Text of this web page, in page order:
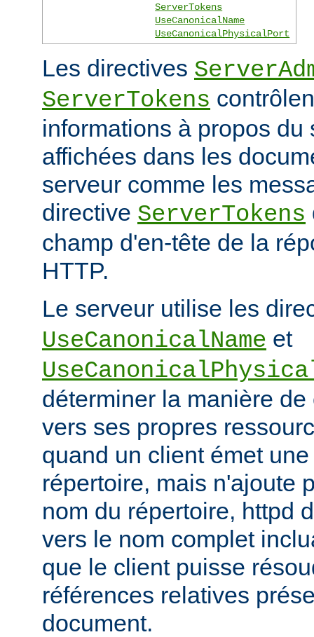
ServerTokens
UseCanonicalName
UseCanonicalPhysicalPort
Les directives
ServerTokens
informations à propos du
affichées dans les
serveur comme les
directive ServerTokens
champ d'en-tête de la
HTTP.
Le serveur utilise les
UseCanonicalName et
déterminer la manière
vers ses propres
quand un client émet
répertoire, mais n'ajoute
nom du répertoire, httpd
vers le nom complet
que le client puisse
références relatives
document.